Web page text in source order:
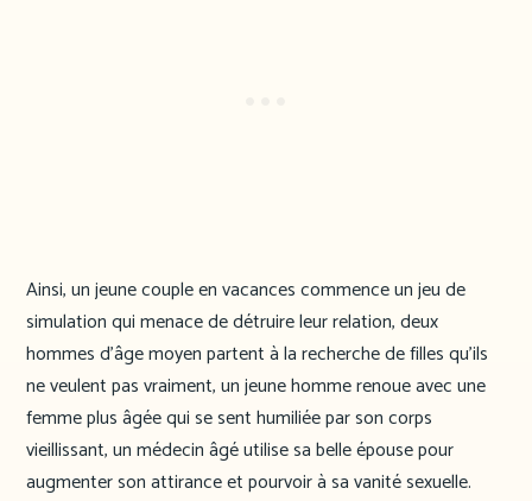
Ainsi, un jeune couple en vacances commence un jeu de
simulation qui menace de détruire leur relation, deux
hommes d’âge moyen partent à la recherche de filles qu’ils
ne veulent pas vraiment, un jeune homme renoue avec une
femme plus âgée qui se sent humiliée par son corps
vieillissant, un médecin âgé utilise sa belle épouse pour
augmenter son attirance et pourvoir à sa vanité sexuelle.